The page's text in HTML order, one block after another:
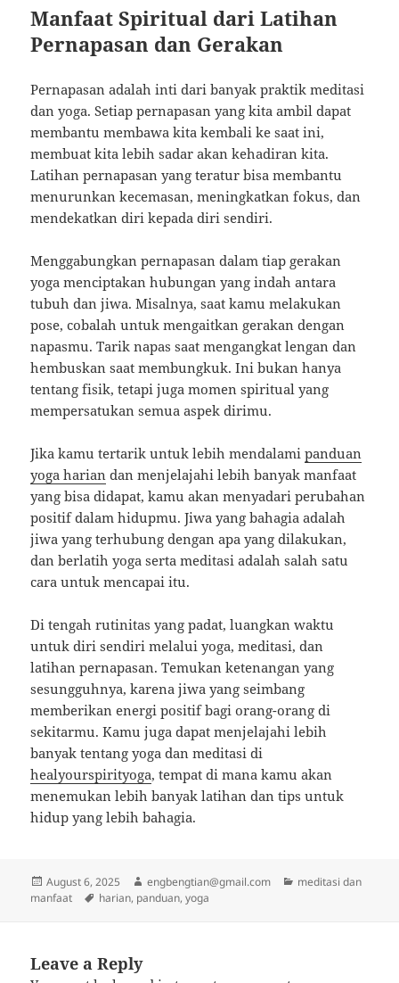
Manfaat Spiritual dari Latihan
Pernapasan dan Gerakan
Pernapasan adalah inti dari banyak praktik meditasi
dan yoga. Setiap pernapasan yang kita ambil dapat
membantu membawa kita kembali ke saat ini,
membuat kita lebih sadar akan kehadiran kita.
Latihan pernapasan yang teratur bisa membantu
menurunkan kecemasan, meningkatkan fokus, dan
mendekatkan diri kepada diri sendiri.
Menggabungkan pernapasan dalam tiap gerakan
yoga menciptakan hubungan yang indah antara
tubuh dan jiwa. Misalnya, saat kamu melakukan
pose, cobalah untuk mengaitkan gerakan dengan
napasmu. Tarik napas saat mengangkat lengan dan
hembuskan saat membungkuk. Ini bukan hanya
tentang fisik, tetapi juga momen spiritual yang
mempersatukan semua aspek dirimu.
Jika kamu tertarik untuk lebih mendalamipanduan
yoga harian dan menjelajahi lebih banyak manfaat
yang bisa didapat, kamu akan menyadari perubahan
positif dalam hidupmu. Jiwa yang bahagia adalah
jiwa yang terhubung dengan apa yang dilakukan,
dan berlatih yoga serta meditasi adalah salah satu
cara untuk mencapai itu.
Di tengah rutinitas yang padat, luangkan waktu
untuk diri sendiri melalui yoga, meditasi, dan
latihan pernapasan. Temukan ketenangan yang
sesungguhnya, karena jiwa yang seimbang
memberikan energi positif bagi orang-orang di
sekitarmu. Kamu juga dapat menjelajahi lebih
banyak tentang yoga dan meditasi di
healyourspirityoga, tempat di mana kamu akan
menemukan lebih banyak latihan dan tips untuk
hidup yang lebih bahagia.
Posted
on
August 6, 2025 Author
engbengtian@gmail.com Categories
meditasi dan
manfaat
Tags
harian, panduan,yoga
Leave a Reply